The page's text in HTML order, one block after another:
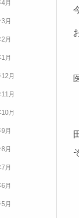
月
月
月
月
月
月
月
月
月
月
月
月